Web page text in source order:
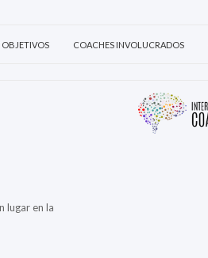
OBJETIVOS COACHES INVOLUCRADOS
lugar en la